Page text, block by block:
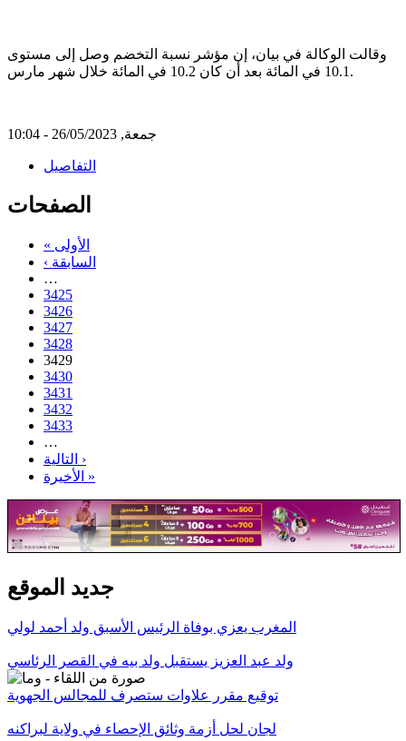
وقالت الوكالة في بيان، إن مؤشر نسبة التخضم وصل إلى مستوى
10.1 في المائة بعد أن كان 10.2 في المائة خلال شهر مارس.
جمعة, 26/05/2023 - 10:04
التفاصيل
الصفحات
« الأولى
‹ السابقة
…
3425
3426
3427
3428
3429
3430
3431
3432
3433
…
التالية ›
الأخيرة »
جديد الموقع
المغرب يعزي بوفاة الرئيس الأسبق ولد أحمد لولي
ولد عبد العزيز يستقبل ولد بيه في القصر الرئاسي
توقيع مقرر علاوات ستصرف للمجالس الجهوية
لجان لحل أزمة وثائق الإحصاء في ولاية لبراكنه